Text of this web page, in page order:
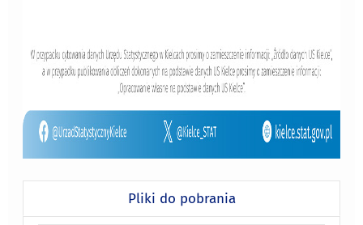
Pliki do pobrania